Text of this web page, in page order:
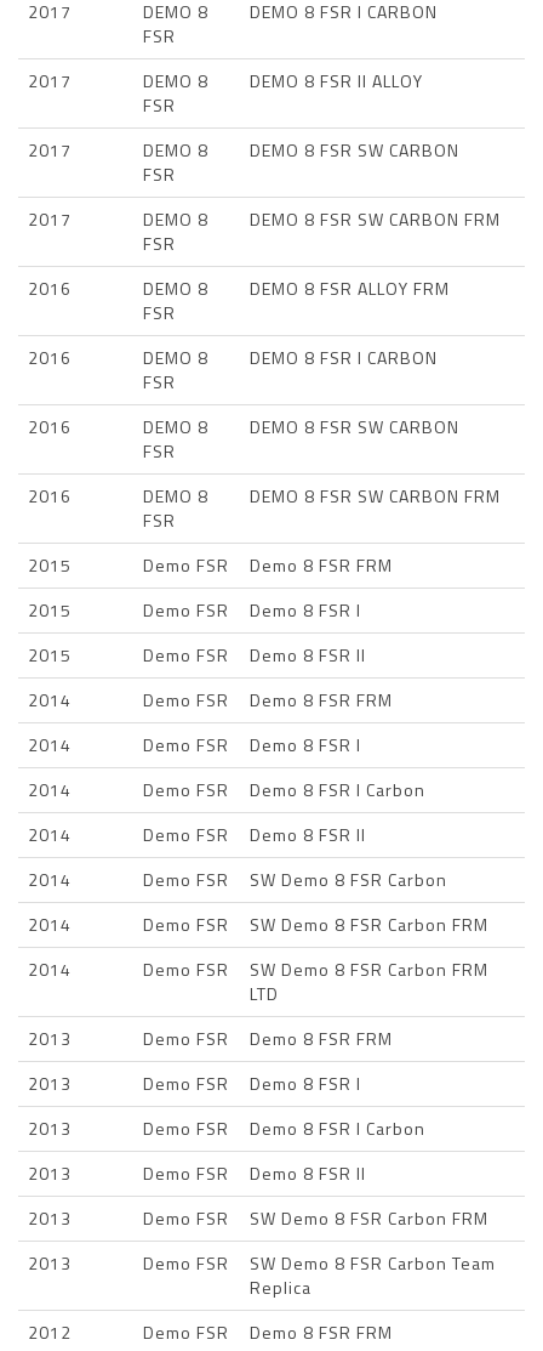
2017
DEMO 8
FSR
DEMO 8 FSR I CARBON
2017
DEMO 8
FSR
DEMO 8 FSR II ALLOY
2017
DEMO 8
FSR
DEMO 8 FSR SW CARBON
2017
DEMO 8
FSR
DEMO 8 FSR SW CARBON FRM
2016
DEMO 8
FSR
DEMO 8 FSR ALLOY FRM
2016
DEMO 8
FSR
DEMO 8 FSR I CARBON
2016
DEMO 8
FSR
DEMO 8 FSR SW CARBON
2016
DEMO 8
FSR
DEMO 8 FSR SW CARBON FRM
2015 Demo FSR
Demo 8 FSR FRM
2015
Demo FSR
Demo 8 FSR I
2015
Demo FSR
Demo 8 FSR II
2014
Demo FSR
Demo 8 FSR FRM
2014
Demo FSR
Demo 8 FSR I
2014
Demo FSR
Demo 8 FSR I Carbon
2014
Demo FSR
Demo 8 FSR II
2014
Demo FSR
SW Demo 8 FSR Carbon
2014
Demo FSR
SW Demo 8 FSR Carbon FRM
2014
Demo FSR
SW Demo 8 FSR Carbon FRM
LTD
2013
Demo FSR
Demo 8 FSR FRM
2013
Demo FSR
Demo 8 FSR I
2013
Demo FSR
Demo 8 FSR I Carbon
2013
Demo FSR
Demo 8 FSR II
2013
Demo FSR
SW Demo 8 FSR Carbon FRM
2013
Demo FSR
SW Demo 8 FSR Carbon Team
Replica
2012
Demo FSR
Demo 8 FSR FRM